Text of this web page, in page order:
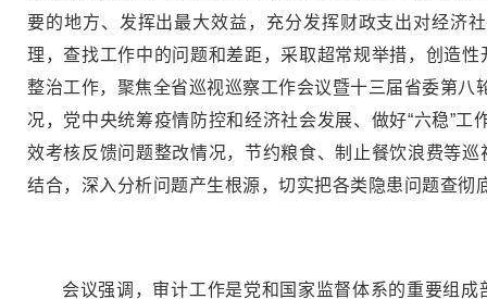
要的地方、发挥出最大效益，充分发挥财政支出对经济
理，查找工作中的问题和差距，采取超常规举措，创造
整治工作，聚焦全省巡视巡察工作会议暨十三届省委第八
况，党中央统筹疫情防控和经济社会发展、做好“六稳”
效考核反馈问题整改情况，节约粮食、制止餐饮浪费等
结合，深入分析问题产生根源，切实把各类隐患问题查
会议强调，审计工作是党和国家监督体系的重要组